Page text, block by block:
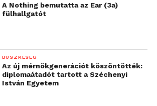
A Nothing bemutatta az Ear (3a)
fülhallgatót
BÜSZKESÉG
Az új mérnökgenerációt köszöntötték:
diplomaátadót tartott a Széchenyi
István Egyetem